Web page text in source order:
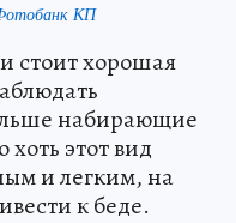
КП
стоит хорошая
набирающие
этот вид
и легким, на
к беде.